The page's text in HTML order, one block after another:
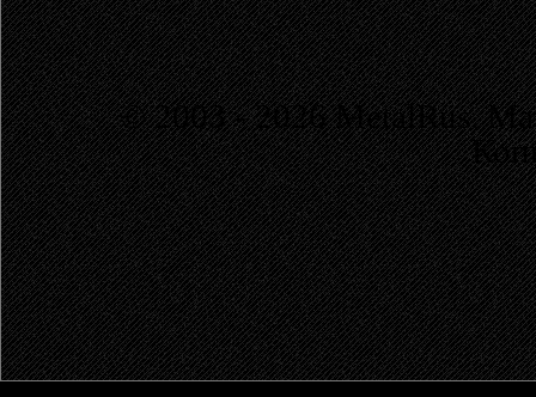
© 2003 - 2026 MetalRus.